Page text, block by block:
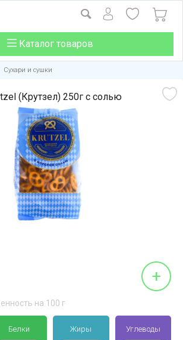
Каталог товаров
Сухари и сушки
(Крутзел) 250г с солью
+
на 100 г
Белки Жиры Углеводы